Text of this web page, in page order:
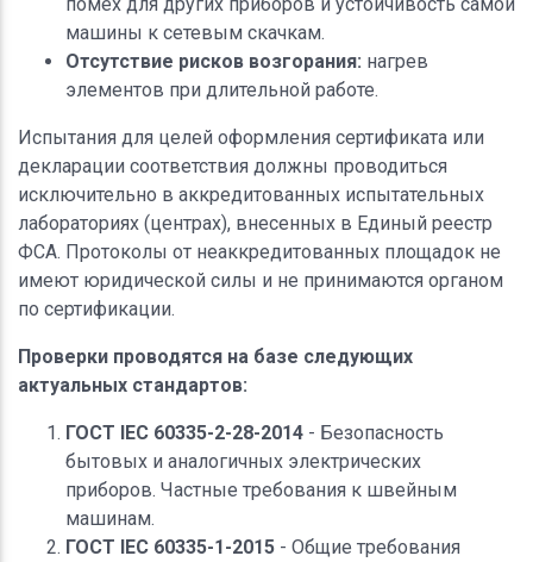
машины к сетевым скачкам.
Отсутствие рисков возгорания: нагрев
элементов при длительной работе.
Испытания для целей оформления сертификата или
декларации соответствия должны проводиться
исключительно в аккредитованных испытательных
лабораториях (центрах), внесенных в Единый реестр
ФСА. Протоколы от неаккредитованных площадок не
имеют юридической силы и не принимаются органом
по сертификации.
Проверки проводятся на базе следующих
актуальных стандартов:
ГОСТ IEC 60335-2-28-2014 - Безопасность
бытовых и аналогичных электрических
приборов. Частные требования к швейным
машинам.
ГОСТ IEC 60335-1-2015 - Общие требования